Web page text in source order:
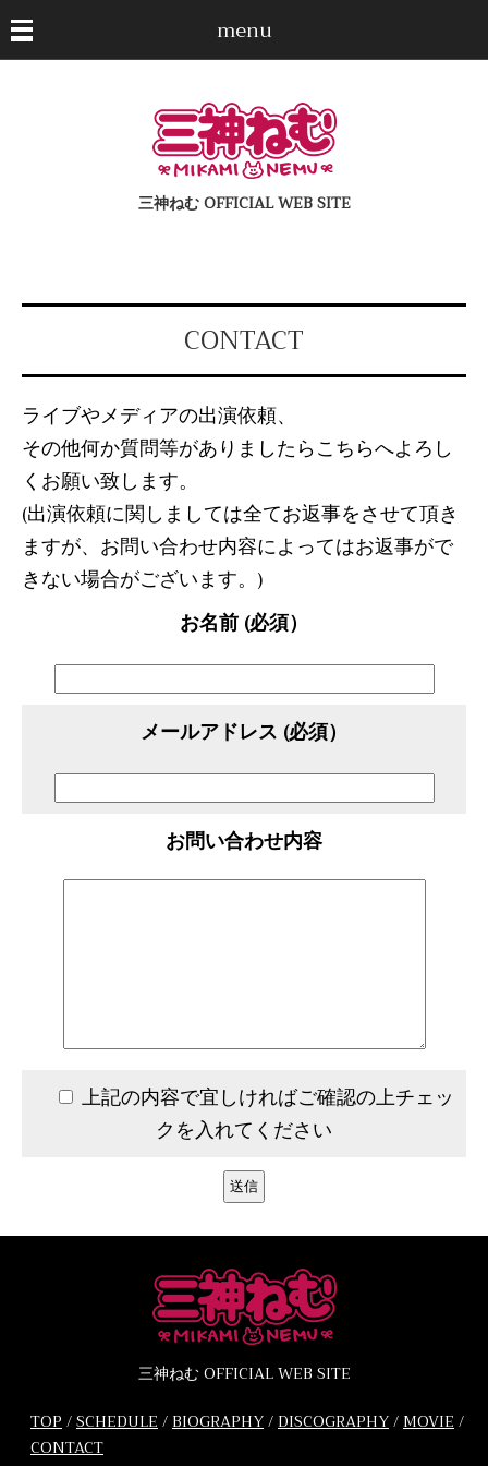
menu
三神ねむ OFFICIAL WEB SITE
CONTACT
ライブやメディアの出演依頼、
その他何か質問等がありましたらこちらへよろし
くお願い致します。
(出演依頼に関しましては全てお返事をさせて頂き
ますが、お問い合わせ内容によってはお返事がで
きない場合がございます。)
お名前 (必須）
メールアドレス (必須）
お問い合わせ内容
上記の内容で宜しければご確認の上チェッ
クを入れてください
三神ねむ OFFICIAL WEB SITE
TOP/SCHEDULE/BIOGRAPHY/DISCOGRAPHY/MOVIE/
CONTACT